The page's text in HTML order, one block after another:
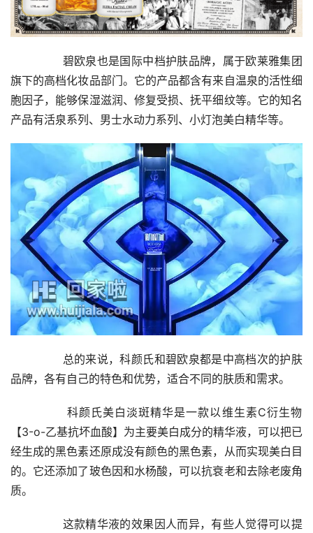
旗下的高档化妆品部门。它的产品都含有来自温泉的活性细
胞因子，能够保湿滋润、修复受损、抚平细纹等。它的知名
产品有活泉系列、男士水动力系列、小灯泡美白精华等。
品牌，各有自己的特色和优势，适合不同的肤质和需求。
【3-o-乙基抗坏血酸】为主要美白成分的精华液，可以把已
经生成的黑色素还原成没有颜色的黑色素，从而实现美白目
的。它还添加了玻色因和水杨酸，可以抗衰老和去除老废角
质。